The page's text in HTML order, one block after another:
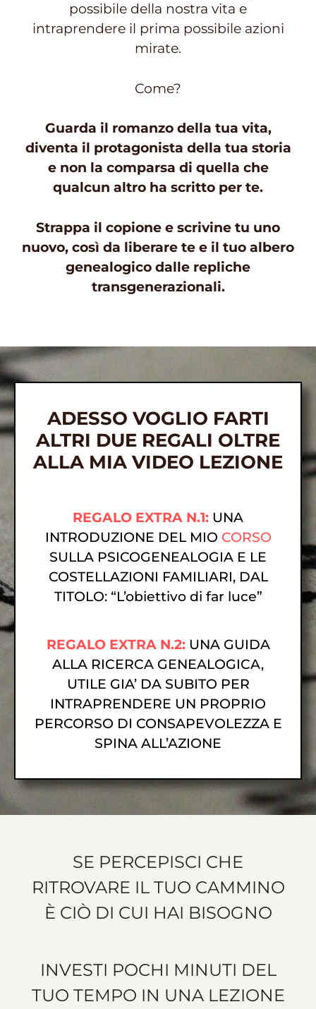
possibile della nostra vita e
intraprendere il prima possibile azioni
mirate.
Come?
Guarda il romanzo della tua vita,
diventa il protagonista della tua storia
e non la comparsa di quella che
qualcun altro ha scritto per te.
Strappa il copione e scrivine tu uno
nuovo, così da liberare te e il tuo albero
genealogico dalle repliche
transgenerazionali.
ADESSO VOGLIO FARTI
ALTRI DUE REGALI OLTRE
ALLA MIA VIDEO LEZIONE
REGALO EXTRA N.1: UNA
INTRODUZIONE DEL MIO CORSO
SULLA PSICOGENEALOGIA E LE
COSTELLAZIONI FAMILIARI, DAL
TITOLO: “L’obiettivo di far luce”
REGALO EXTRA N.2: UNA GUIDA
ALLA RICERCA GENEALOGICA,
UTILE GIA’ DA SUBITO PER
INTRAPRENDERE UN PROPRIO
PERCORSO DI CONSAPEVOLEZZA E
SPINA ALL’AZIONE
SE PERCEPISCI CHE
RITROVARE IL TUO CAMMINO
È CIÒ DI CUI HAI BISOGNO
INVESTI POCHI MINUTI DEL
TUO TEMPO IN UNA LEZIONE